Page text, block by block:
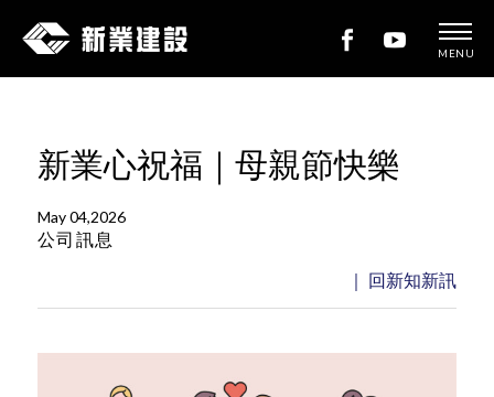
新
建
設
MENU
新業心祝福｜母親節快樂
May 04,2026
公司訊息
｜ 回新知新訊